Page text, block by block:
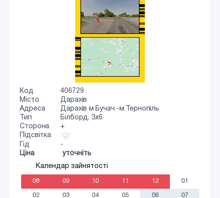
Код
406729
Місто
Дарахів
Адреса
Дарахів м.Бучач -м.Тернопіль
Тип
Білборд, 3х6
Сторона
+
Підсвітка
Гід
-
Ціна
уточніть
Календар зайнятості
08 09 10 11 12 01
02 03 04 05 06 07